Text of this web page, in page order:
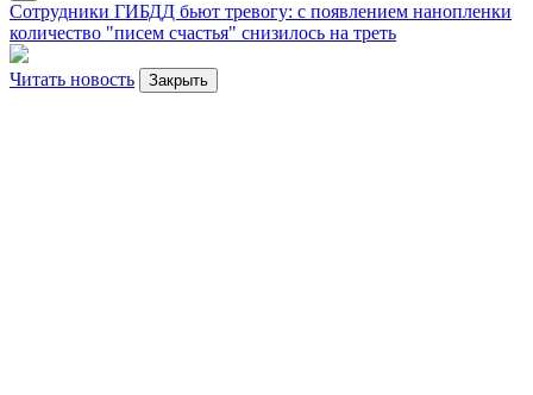
Сотрудники ГИБДД бьют тревогу: с появлением нанопленки
количество "писем счастья" снизилось на треть
Читать новость Закрыть